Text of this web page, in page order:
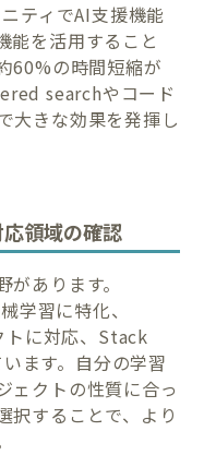
ティでAI支援機能
能を活用すること
60%の時間短縮が
searchやコード
大きな効果を発揮し
領域の確認
あります。
学習に特化、
に対応、Stack
ます。自分の学習
ェクトの性質に合っ
択することで、より